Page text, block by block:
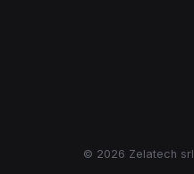
© 2026 Zelatech srl